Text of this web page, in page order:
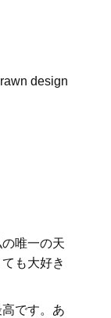
唯一の天
も大好き
です。あ